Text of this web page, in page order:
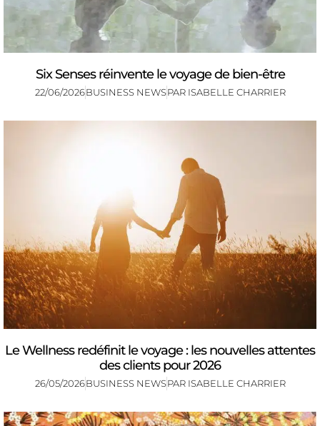
Six Senses réinvente le voyage de bien-être
22/06/2026BUSINESS NEWSPAR ISABELLE CHARRIER
Le Wellness redéfinit le voyage : les nouvelles attentes
des clients pour 2026
26/05/2026BUSINESS NEWSPAR ISABELLE CHARRIER